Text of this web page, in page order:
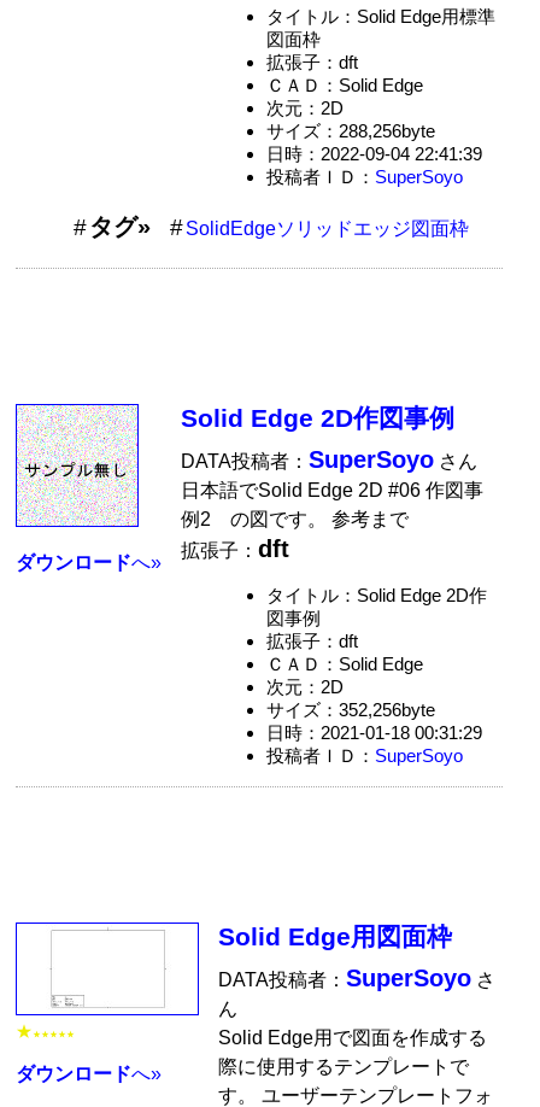
タイトル：Solid Edge用標準
図面枠
拡張子：dft
ＣＡＤ：Solid Edge
次元：2D
サイズ：288,256byte
日時：2022-09-04 22:41:39
投稿者ＩＤ： SuperSoyo
タグ» SolidEdgeソリッドエッジ図面枠
ダウンロードへ»
Solid Edge 2D作図事例
DATA投稿者：SuperSoyo さん
日本語でSolid Edge 2D #06 作図事
例2 の図です。 参考まで
拡張子：dft
タイトル：Solid Edge 2D作
図事例
拡張子：dft
ＣＡＤ：Solid Edge
次元：2D
サイズ：352,256byte
日時：2021-01-18 00:31:29
投稿者ＩＤ： SuperSoyo
★ ★★★★★
ダウンロードへ»
Solid Edge用図面枠
DATA投稿者：SuperSoyo さ
ん
Solid Edge用で図面を作成する
際に使用するテンプレートで
す。 ユーザーテンプレートフォ